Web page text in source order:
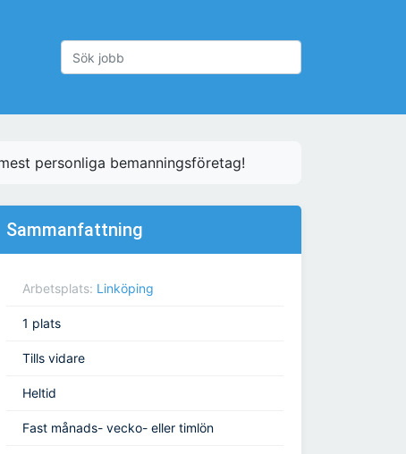
personliga bemanningsföretag!
Sammanfattning
Arbetsplats: Linköping
1 plats
Tills vidare
Heltid
Fast månads- vecko- eller timlön